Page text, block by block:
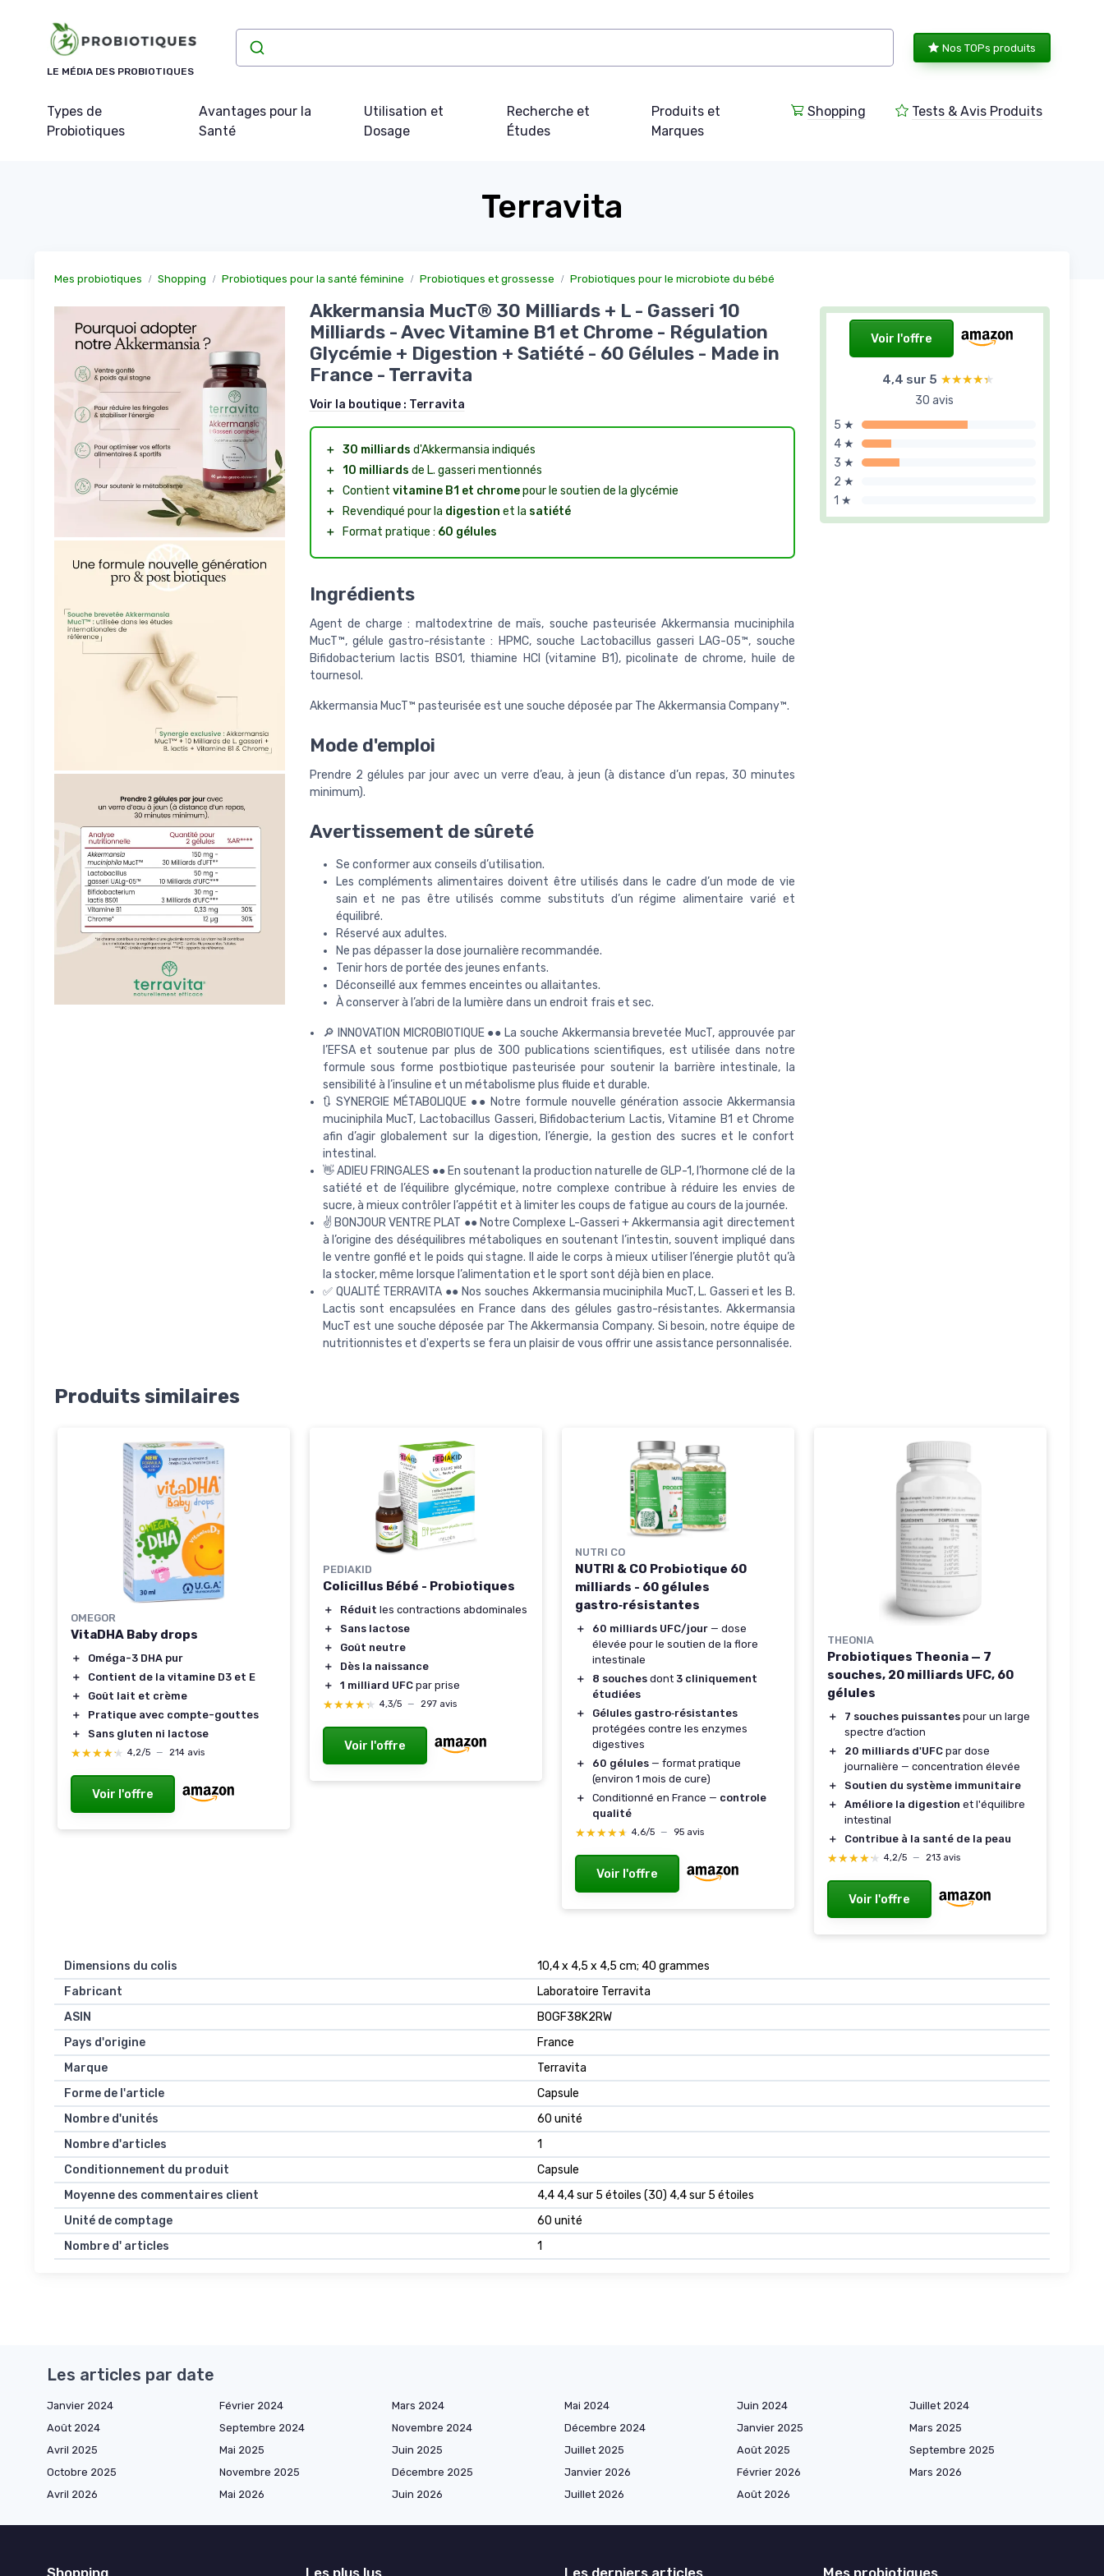
LE MÉDIA DES PROBIOTIQUES
Nos TOPs produits
Types de
Probiotiques
Avantages pour la
Santé
Utilisation et
Dosage
Recherche et
Études
Produits et
Marques
Shopping Tests & Avis Produits
Terravita
Mes probiotiques Shopping Probiotiques pour la santé féminine Probiotiques et grossesse Probiotiques pour le microbiote du bébé
Voir l'offre
4,4 sur 5 ★★★★★
★★★★★
30 avis
5 ★
4 ★
3 ★
2 ★
1 ★
Akkermansia MucT® 30 Milliards + L - Gasseri 10
Milliards - Avec Vitamine B1 et Chrome - Régulation
Glycémie + Digestion + Satiété - 60 Gélules - Made in
France - Terravita
Voir la boutique : Terravita
＋ 30 milliards d'Akkermansia indiqués
＋ 10 milliards de L. gasseri mentionnés
＋ Contient vitamine B1 et chromepour le soutien de la glycémie
＋
Revendiqué pour la digestion et la satiété
＋
Format pratique : 60 gélules
Ingrédients
Agent de charge : maltodextrine de maïs, souche pasteurisée Akkermansia muciniphila
MucT™, gélule gastro-résistante : HPMC, souche Lactobacillus gasseri LAG-05™, souche
Bifidobacterium lactis BS01, thiamine HCl (vitamine B1), picolinate de chrome, huile de
tournesol.
Akkermansia MucT™ pasteurisée est une souche déposée par The Akkermansia Company™.
Mode d'emploi
Prendre 2 gélules par jour avec un verre d’eau, à jeun (à distance d’un repas, 30 minutes
minimum).
Avertissement de sûreté
Se conformer aux conseils d’utilisation.
Les compléments alimentaires doivent être utilisés dans le cadre d’un mode de vie
sain et ne pas être utilisés comme substituts d’un régime alimentaire varié et
équilibré.
Réservé aux adultes.
Ne pas dépasser la dose journalière recommandée.
Tenir hors de portée des jeunes enfants.
Déconseillé aux femmes enceintes ou allaitantes.
À conserver à l’abri de la lumière dans un endroit frais et sec.
🔎 INNOVATION MICROBIOTIQUE ●● La souche Akkermansia brevetée MucT, approuvée par
l’EFSA et soutenue par plus de 300 publications scientifiques, est utilisée dans notre
formule sous forme postbiotique pasteurisée pour soutenir la barrière intestinale, la
sensibilité à l’insuline et un métabolisme plus fluide et durable.
🔃 SYNERGIE MÉTABOLIQUE ●● Notre formule nouvelle génération associe Akkermansia
muciniphila MucT, Lactobacillus Gasseri, Bifidobacterium Lactis, Vitamine B1 et Chrome
afin d’agir globalement sur la digestion, l’énergie, la gestion des sucres et le confort
intestinal.
👋 ADIEU FRINGALES ●● En soutenant la production naturelle de GLP-1, l’hormone clé de la
satiété et de l’équilibre glycémique, notre complexe contribue à réduire les envies de
sucre, à mieux contrôler l’appétit et à limiter les coups de fatigue au cours de la journée.
✌️ BONJOUR VENTRE PLAT ●● Notre Complexe L-Gasseri + Akkermansia agit directement
à l’origine des déséquilibres métaboliques en soutenant l’intestin, souvent impliqué dans
le ventre gonflé et le poids qui stagne. Il aide le corps à mieux utiliser l’énergie plutôt qu’à
la stocker, même lorsque l’alimentation et le sport sont déjà bien en place.
✅ QUALITÉ TERRAVITA ●● Nos souches Akkermansia muciniphila MucT, L. Gasseri et les B.
Lactis sont encapsulées en France dans des gélules gastro-résistantes. Akkermansia
MucT est une souche déposée par The Akkermansia Company. Si besoin, notre équipe de
nutritionnistes et d'experts se fera un plaisir de vous offrir une assistance personnalisée.
Produits similaires
OMEGOR
VitaDHA Baby drops
＋
Oméga-3 DHA pur
＋
Contient de la vitamine D3 et E
＋
Goût lait et crème
＋
Pratique avec compte-gouttes
＋
Sans gluten ni lactose
★★★★★
★★★★★ 4,2/5 — 214 avis
Voir l'offre
PEDIAKID
Colicillus Bébé - Probiotiques
＋ Réduit les contractions abdominales
＋
Sans lactose
＋
Goût neutre
＋
Dès la naissance
＋
1 milliard UFC par prise
★★★★★
★★★★★ 4,3/5 — 297 avis
Voir l'offre
NUTRI CO
NUTRI & CO Probiotique 60
milliards - 60 gélules
gastro‑résistantes
＋ 60 milliards UFC/jour — dose
élevée pour le soutien de la flore
intestinale
＋
8 souches dont 3 cliniquement
étudiées
＋
Gélules gastro‑résistantes
protégées contre les enzymes
digestives
＋
60 gélules — format pratique
(environ 1 mois de cure)
＋
Conditionné en France — controle
qualité
★★★★★
★★★★★ 4,6/5 — 95 avis
Voir l'offre
THEONIA
Probiotiques Theonia — 7
souches, 20 milliards UFC, 60
gélules
＋ 7 souches puissantes pour un large
spectre d’action
＋
20 milliards d'UFC par dose
journalière — concentration élevée
＋
Soutien du système immunitaire
＋
Améliore la digestion et l'équilibre
intestinal
＋
Contribue à la santé de la peau
★★★★★
★★★★★ 4,2/5 — 213 avis
Voir l'offre
Dimensions du colis
10,4 x 4,5 x 4,5 cm; 40 grammes
Fabricant
Laboratoire Terravita
ASIN
B0GF38K2RW
Pays d'origine
France
Marque
Terravita
Forme de l'article
Capsule
Nombre d'unités
60 unité
Nombre d'articles
1
Conditionnement du produit
Capsule
Moyenne des commentaires client
4,4 4,4 sur 5 étoiles (30) 4,4 sur 5 étoiles
Unité de comptage
60 unité
Nombre d' articles
1
Les articles par date
Janvier 2024 Février 2024 Mars 2024 Mai 2024 Juin 2024
Juillet 2024
Août 2024
Septembre 2024 Novembre 2024 Décembre 2024 Janvier 2025
Mars 2025
Avril 2025
Mai 2025 Juin 2025 Juillet 2025 Août 2025
Septembre 2025
Octobre 2025
Novembre 2025 Décembre 2025 Janvier 2026 Février 2026
Mars 2026
Avril 2026
Mai 2026 Juin 2026 Juillet 2026 Août 2026
Shopping Les plus lus Les derniers articles Mes probiotiques